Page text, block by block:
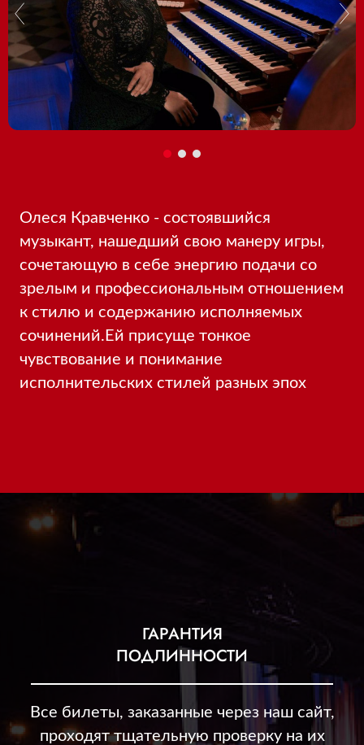
Олеся Кравченко - состоявшийся
музыкант, нашедший свою манеру игры,
сочетающую в себе энергию подачи со
зрелым и профессиональным отношением
к стилю и содержанию исполняемых
сочинений.Ей присуще тонкое
чувствование и понимание
исполнительских стилей разных эпох
ГАРАНТИЯ
ПОДЛИННОСТИ
Все билеты, заказанные через наш сайт,
проходят тщательную проверку на их